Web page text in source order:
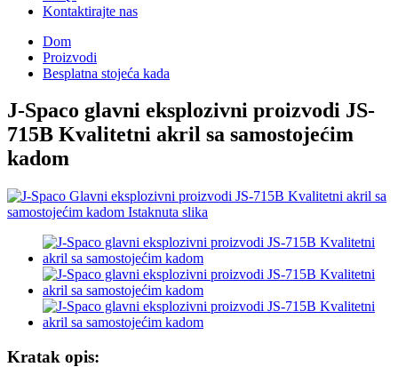
Kontaktirajte nas
Dom
Proizvodi
Besplatna stojeća kada
J-Spaco glavni eksplozivni proizvodi JS-
715B Kvalitetni akril sa samostojećim
kadom
Kratak opis: